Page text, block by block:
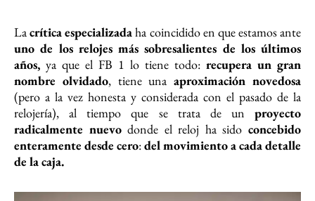
Lacrítica especializadaha coincidido en que estamos ante
uno de los relojes más sobresalientes de los últimos
años, ya que el FB 1 lo tiene todo: recupera un gran
nombre olvidado, tiene unaaproximación novedosa
(pero a la vez honesta y considerada con el pasado de la
relojería), al tiempo que se trata de un proyecto
radicalmente nuevodonde el reloj ha sidoconcebido
enteramente desde cero:del movimiento a cada detalle
de la caja.